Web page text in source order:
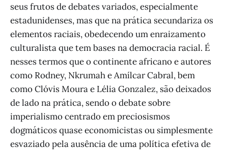
seus frutos de debates variados, especialmente
estadunidenses, mas que na prática secundariza os
elementos raciais, obedecendo um enraizamento
culturalista que tem bases na democracia racial. É
nesses termos que o continente africano e autores
como Rodney, Nkrumah e Amílcar Cabral, bem
como Clóvis Moura e Lélia Gonzalez, são deixados
de lado na prática, sendo o debate sobre
imperialismo centrado em preciosismos
dogmáticos quase economicistas ou simplesmente
esvaziado pela ausência de uma política efetiva de